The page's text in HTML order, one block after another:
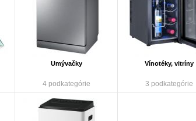
Umývačky
4 podkategórie
Vínotéky, vitríny
3 podkategórie